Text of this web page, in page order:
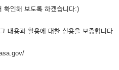
확인해 보도록 하겠습니다:)
내용과 활용에 대한 신용을 보증합니다